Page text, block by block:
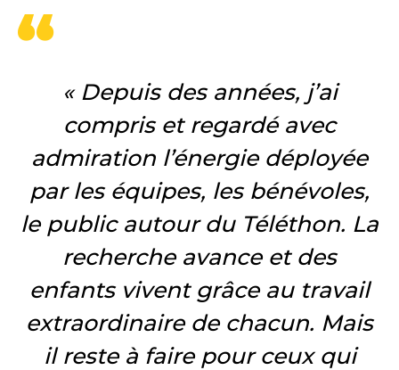
« Depuis des années, j’ai
compris et regardé avec
admiration l’énergie déployée
par les équipes, les bénévoles,
le public autour du Téléthon. La
recherche avance et des
enfants vivent grâce au travail
extraordinaire de chacun. Mais
il reste à faire pour ceux qui